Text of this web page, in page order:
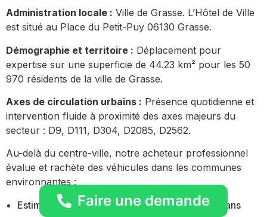
Administration locale : Ville de Grasse. L’Hôtel de Ville
est situé au Place du Petit-Puy 06130 Grasse.
Démographie et territoire : Déplacement pour
expertise sur une superficie de 44.23 km² pour les 50
970 résidents de la ville de Grasse.
Axes de circulation urbains : Présence quotidienne et
intervention fluide à proximité des axes majeurs du
secteur : D9, D111, D304, D2085, D2562.
Au-delà du centre-ville, notre acheteur professionnel
évalue et rachète des véhicules dans les communes
environnantes :
Estimation gratuite par téléphone ou en ligne sans
Faire une demande